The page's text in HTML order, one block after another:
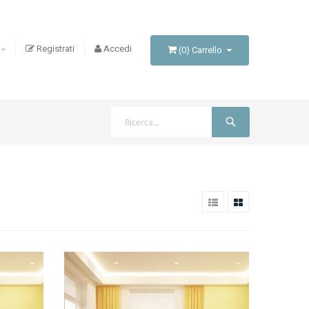
(0) Carrello
Registrati Accedi